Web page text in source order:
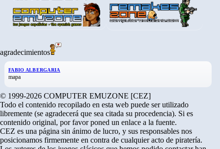
agradecimientos
FABIO ALBERGARIA
mapa
© 1999-2026 COMPUTER EMUZONE [CEZ]
Todo el contenido recopilado en esta web puede ser utilizado
libremente (se agradecerá que sea citada su procedencia). Si es
contenido original, por favor poned un enlace a la fuente.
CEZ es una página sin ánimo de lucro, y sus responsables nos
posicionamos firmemente en contra de cualquier acto de piratería.